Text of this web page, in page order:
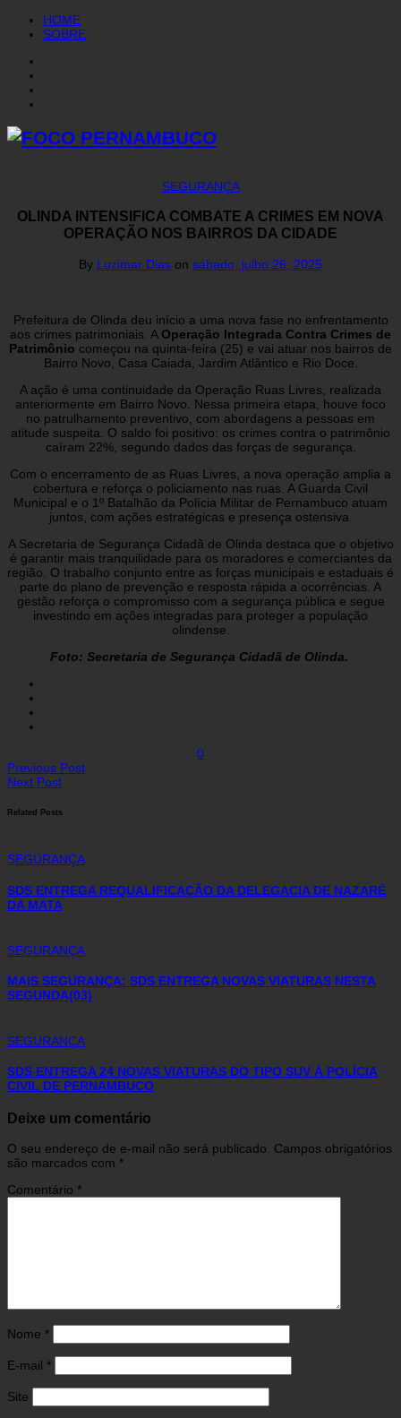
HOME
SOBRE
SEGURANÇA
OLINDA INTENSIFICA COMBATE A CRIMES EM NOVA
OPERAÇÃO NOS BAIRROS DA CIDADE
By Luzimar Dias on sábado, julho 26, 2025
Prefeitura de Olinda deu início a uma nova fase no enfrentamento
aos crimes patrimoniais. A Operação Integrada Contra Crimes de
Patrimônio começou na quinta-feira (25) e vai atuar nos bairros de
Bairro Novo, Casa Caiada, Jardim Atlântico e Rio Doce.
A ação é uma continuidade da Operação Ruas Livres, realizada
anteriormente em Bairro Novo. Nessa primeira etapa, houve foco
no patrulhamento preventivo, com abordagens a pessoas em
atitude suspeita. O saldo foi positivo: os crimes contra o patrimônio
caíram 22%, segundo dados das forças de segurança.
Com o encerramento de as Ruas Livres, a nova operação amplia a
cobertura e reforça o policiamento nas ruas. A Guarda Civil
Municipal e o 1º Batalhão da Polícia Militar de Pernambuco atuam
juntos, com ações estratégicas e presença ostensiva.
A Secretaria de Segurança Cidadã de Olinda destaca que o objetivo
é garantir mais tranquilidade para os moradores e comerciantes da
região. O trabalho conjunto entre as forças municipais e estaduais é
parte do plano de prevenção e resposta rápida a ocorrências. A
gestão reforça o compromisso com a segurança pública e segue
investindo em ações integradas para proteger a população
olindense.
Foto: Secretaria de Segurança Cidadã de Olinda.
0
Previous Post
Next Post
Related Posts
SEGURANÇA
SDS ENTREGA REQUALIFICAÇÃO DA DELEGACIA DE NAZARÉ
DA MATA
SEGURANÇA
MAIS SEGURANÇA: SDS ENTREGA NOVAS VIATURAS NESTA
SEGUNDA(03)
SEGURANÇA
SDS ENTREGA 24 NOVAS VIATURAS DO TIPO SUV À POLÍCIA
CIVIL DE PERNAMBUCO
Deixe um comentário
O seu endereço de e-mail não será publicado. Campos obrigatórios
são marcados com *
Comentário *
Nome *
E-mail *
Site